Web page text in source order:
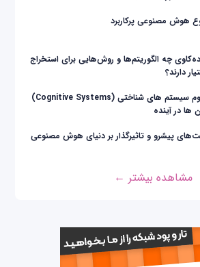
چه الگوریتم‌ها و روش‌هایی برای استخراج
دارند؟
آشنایی با مفهوم سیستم های شناختی (Cognitive Systems)
ها در آینده
پیشرو و تاثیرگذار بر دنیای هوش مصنوعی
مشاهده بیشتر ←